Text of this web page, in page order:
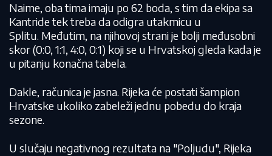
Naime, oba tima imaju po 62 boda, s tim da ekipa sa
Kantride tek treba da odigra utakmicu u
Splitu. Međutim, na njihovoj strani je bolji međusobni
skor (0:0, 1:1, 4:0, 0:1) koji se u Hrvatskoj gleda kada je
u pitanju konačna tabela.
Dakle, računica je jasna. Rijeka će postati šampion
Hrvatske ukoliko zabeleži jednu pobedu do kraja
sezone.
U slučaju negativnog rezultata na "Poljudu", Rijeka